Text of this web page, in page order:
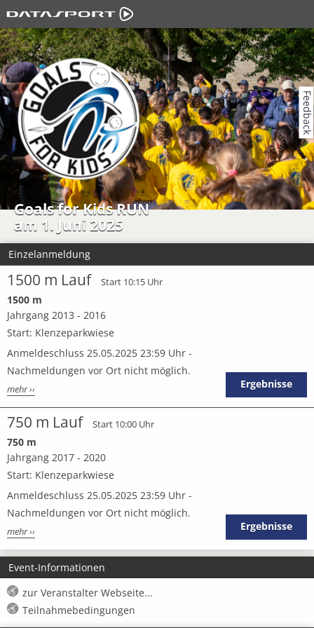
Goals for Kids RUN
am 1. Juni 2025
Einzelanmeldung
1500 m Lauf Start 10:15 Uhr
1500 m
Jahrgang 2013 - 2016
Start: Klenzeparkwiese
Anmeldeschluss 25.05.2025 23:59 Uhr -
Nachmeldungen vor Ort nicht möglich.
mehr ›› Ergebnisse
750 m Lauf Start 10:00 Uhr
750 m
Jahrgang 2017 - 2020
Start: Klenzeparkwiese
Anmeldeschluss 25.05.2025 23:59 Uhr -
Nachmeldungen vor Ort nicht möglich.
mehr ›› Ergebnisse
Event-Informationen
zur Veranstalter Webseite...
Teilnahmebedingungen
Feedback